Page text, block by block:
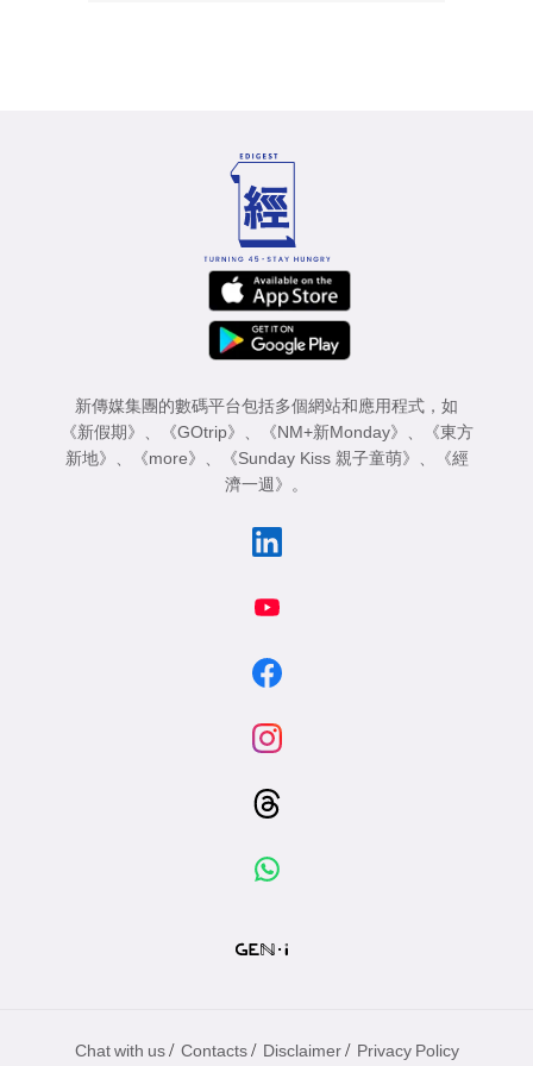
新傳媒集團的數碼平台包括多個網站和應用程式，如
《新假期》
《GOtrip》 《NM+新Monday》
《東方
新地》
《more》 《Sunday Kiss 親子童萌》
《經
濟一週》
。
Chat with us / Contacts / Disclaimer / Privacy Policy